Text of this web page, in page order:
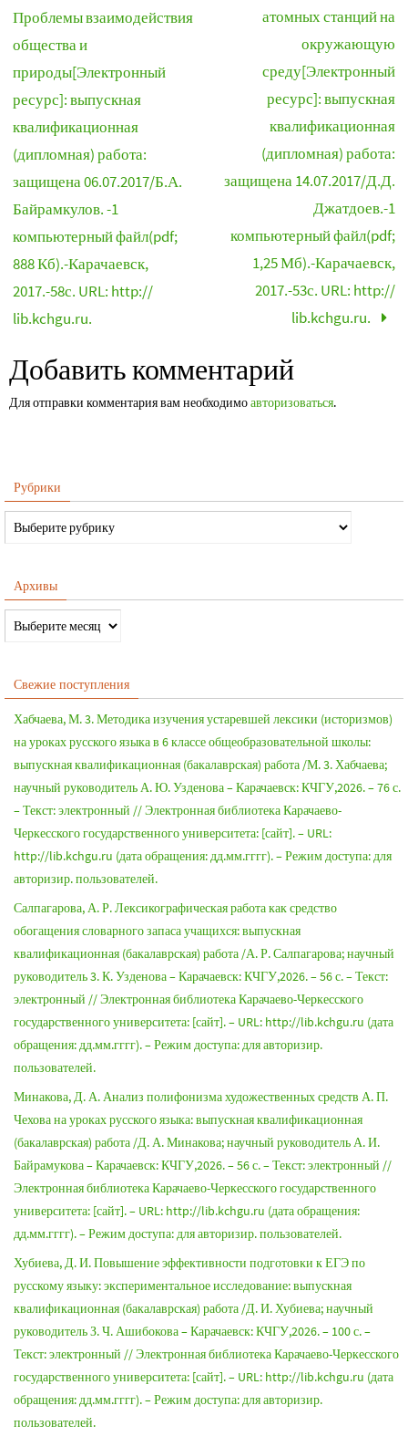
Проблемы взаимодействия
общества и
природы[Электронный
ресурс]: выпускная
квалификационная
(дипломная) работа:
защищена 06.07.2017/Б.А.
Байрамкулов. -1
компьютерный файл(pdf;
888 Кб).-Карачаевск,
2017.-58с. URL: http://
lib.kchgu.ru.
атомных станций на
окружающую
среду[Электронный
ресурс]: выпускная
квалификационная
(дипломная) работа:
защищена 14.07.2017/Д.Д.
Джатдоев.-1
компьютерный файл(pdf;
1,25 Мб).-Карачаевск,
2017.-53с. URL: http://
lib.kchgu.ru.
Добавить комментарий
Для отправки комментария вам необходимоавторизоваться.
Рубрики
Архивы
Свежие поступления
Хабчаева, М. 3. Методика изучения устаревшей лексики (историзмов)
на уроках русского языка в 6 классе общеобразовательной школы:
выпускная квалификационная (бакалаврская) работа /М. 3. Хабчаева;
научный руководитель А. Ю. Узденова – Карачаевск: КЧГУ,2026. – 76 с.
– Текст: электронный // Электронная библиотека Карачаево-
Черкесского государственного университета: [сайт]. – URL:
http://lib.kchgu.ru (дата обращения: дд.мм.гггг). – Режим доступа: для
авторизир. пользователей.
Салпагарова, А. Р. Лексикографическая работа как средство
обогащения словарного запаса учащихся: выпускная
квалификационная (бакалаврская) работа /А. Р. Салпагарова; научный
руководитель 3. К. Узденова – Карачаевск: КЧГУ,2026. – 56 с. – Текст:
электронный // Электронная библиотека Карачаево-Черкесского
государственного университета: [сайт]. – URL: http://lib.kchgu.ru (дата
обращения: дд.мм.гггг). – Режим доступа: для авторизир.
пользователей.
Минакова, Д. А. Анализ полифонизма художественных средств А. П.
Чехова на уроках русского языка: выпускная квалификационная
(бакалаврская) работа /Д. А. Минакова; научный руководитель А. И.
Байрамукова – Карачаевск: КЧГУ,2026. – 56 с. – Текст: электронный //
Электронная библиотека Карачаево-Черкесского государственного
университета: [сайт]. – URL: http://lib.kchgu.ru (дата обращения:
дд.мм.гггг). – Режим доступа: для авторизир. пользователей.
Хубиева, Д. И. Повышение эффективности подготовки к ЕГЭ по
русскому языку: экспериментальное исследование: выпускная
квалификационная (бакалаврская) работа /Д. И. Хубиева; научный
руководитель З. Ч. Ашибокова – Карачаевск: КЧГУ,2026. – 100 с. –
Текст: электронный // Электронная библиотека Карачаево-Черкесского
государственного университета: [сайт]. – URL: http://lib.kchgu.ru (дата
обращения: дд.мм.гггг). – Режим доступа: для авторизир.
пользователей.